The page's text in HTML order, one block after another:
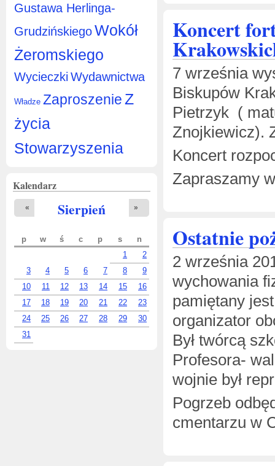
Gustawa Herlinga-
GrudzińskiegoWokół
Żeromskiego
Wycieczki Wydawnictwa
Władze ZaproszenieZ
życia
Stowarzyszenia
Kalendarz
Sierpień
« »
p w ś c p s
n
1
2
3
4 5 6 7 8
9
10
11 12 13 14 15
16
17
18 19 20 21 22
23
24
25 26 27 28 29
30
31
Koncert
7 września
Biskupów
Pietrzyk (
Znojkiewicz).
Koncert
Zapraszamy
Ostatnie
2 września
wychowania
pamiętany
organizator
Był twórcą
Profesora-
wojnie był
Pogrzeb
cmentarzu w